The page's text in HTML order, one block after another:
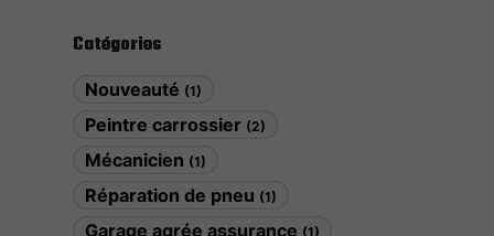
Catégories
Nouveauté (1)
Peintre carrossier (2)
Mécanicien (1)
Réparation de pneu (1)
Garage agrée assurance (1)